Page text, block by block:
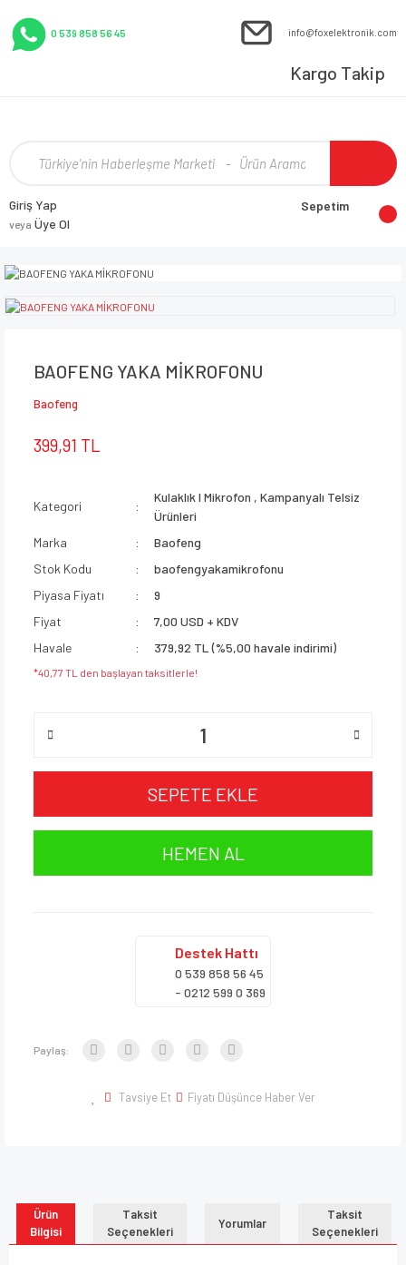
0 539 858 56 45 info@foxelektronik.com
Kargo Takip
Giriş Yap
veya Üye Ol
Sepetim
BAOFENG YAKA MİKROFONU
Baofeng
399,91 TL
Kategori
Kulaklık I Mikrofon ,Kampanyalı Telsiz
Ürünleri
Marka
Baofeng
Stok Kodu
baofengyakamikrofonu
Piyasa Fiyatı
9
Fiyat
7,00 USD + KDV
Havale
379,92 TL (%5,00 havale indirimi)
*40,77 TL den başlayan taksitlerle!
SEPETE EKLE
HEMEN AL
Destek Hattı
0 539 858 56 45
- 0212 599 0 369
Paylaş:
Tavsiye Et Fiyatı Düşünce Haber Ver
Ürün
Bilgisi
Taksit
Seçenekleri
Yorumlar
Taksit
Seçenekleri